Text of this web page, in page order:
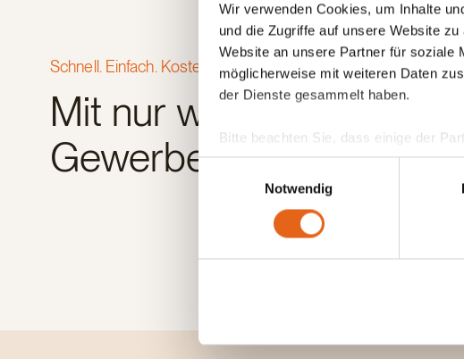
Wir verwenden Cookies, um Inhalte
und die Zugriffe auf unsere Website
Website an unsere Partner für soziale
möglicherweise mit weiteren Daten
der Dienste gesammelt haben.
Bitte beachten Sie, dass einige der
anderes Datenschutzniveau besteht
Übereinstimmung mit den geltenden
Sie geben Einwilligung zu unseren
Einwilligungsauswahl
Notwendig
Schnell. Einfach. Kostenlos.
Mit nur wenigen Klicks
Gewerbehalle.